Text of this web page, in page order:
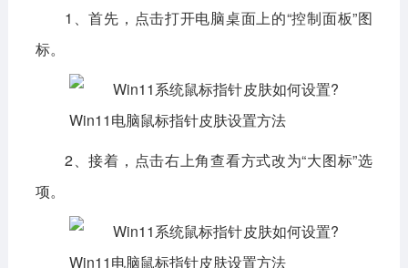
1、首先，点击打开电脑桌面上的“控制面板”图
标。
2、接着，点击右上角查看方式改为“大图标”选
项。